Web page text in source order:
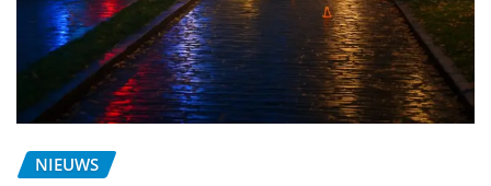
NIEUWS